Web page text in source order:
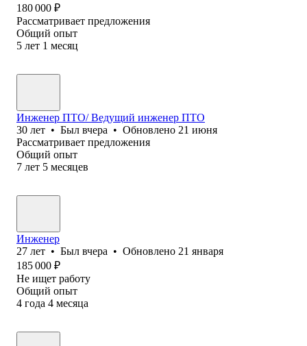
180 000 ₽
Рассматривает предложения
Общий опыт
5 лет 1 месяц
Инженер ПТО/ Ведущий инженер ПТО
30 лет • Был вчера • Обновлено 21 июня
Рассматривает предложения
Общий опыт
7 лет 5 месяцев
Инженер
27 лет • Был вчера • Обновлено 21 января
185 000 ₽
Не ищет работу
Общий опыт
4 года 4 месяца